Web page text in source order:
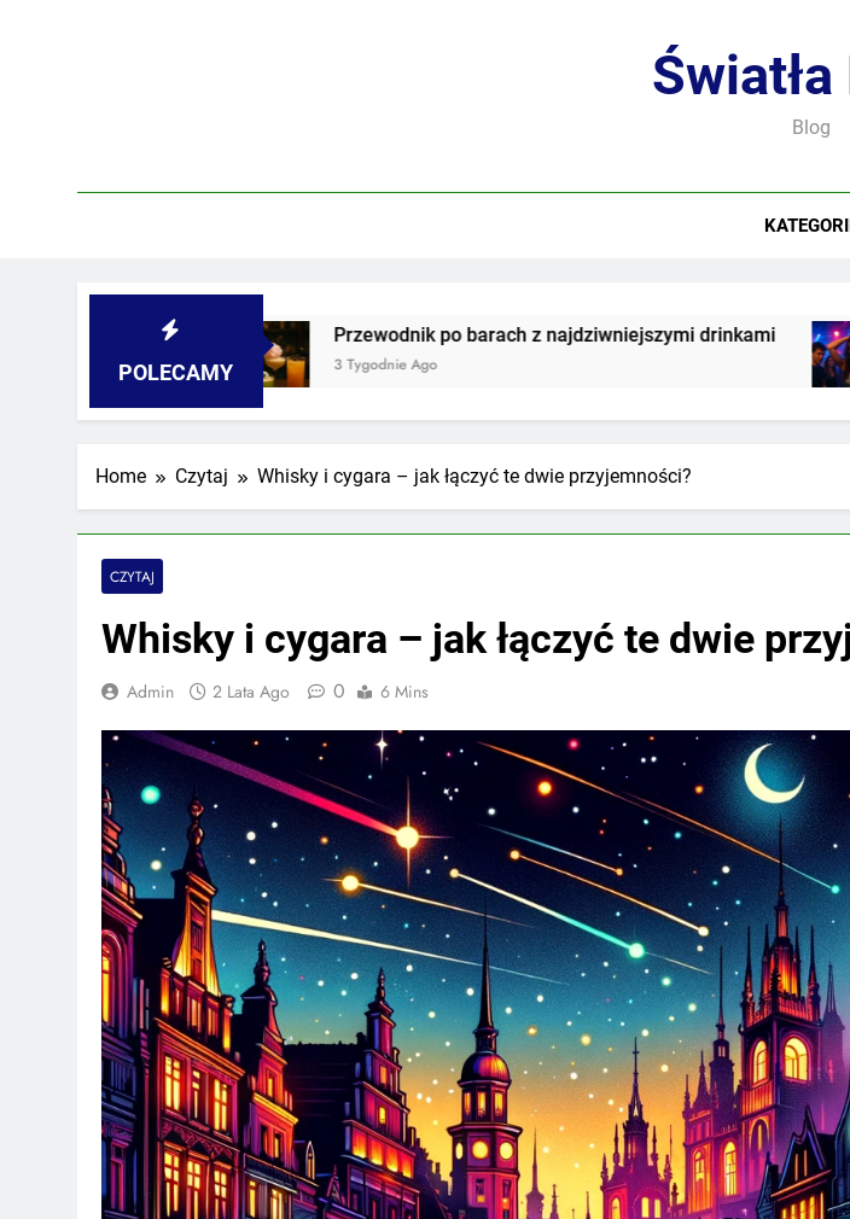
Blog
POLECAMY
Przewodnik po barach z najdziwniejszymi drinkami
3 Tygodnie Ago 3
Home Czytaj Whisky i cygara – jak łączyć te dwie przyjemności?
CZYTAJ
Whisky i cygara – jak łączyć te dwie
Admin 2 Lata Ago 0 6 Mins